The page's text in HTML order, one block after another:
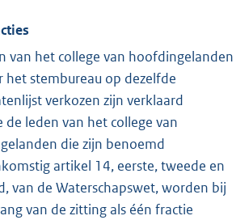
van het college van hoofdingelanden
het stembureau op dezelfde
verkozen zijn verklaard
de leden van het college van
die zijn benoemd
artikel 14, eerste, tweede en
van de Waterschapswet, worden bij
van de zitting als één fractie